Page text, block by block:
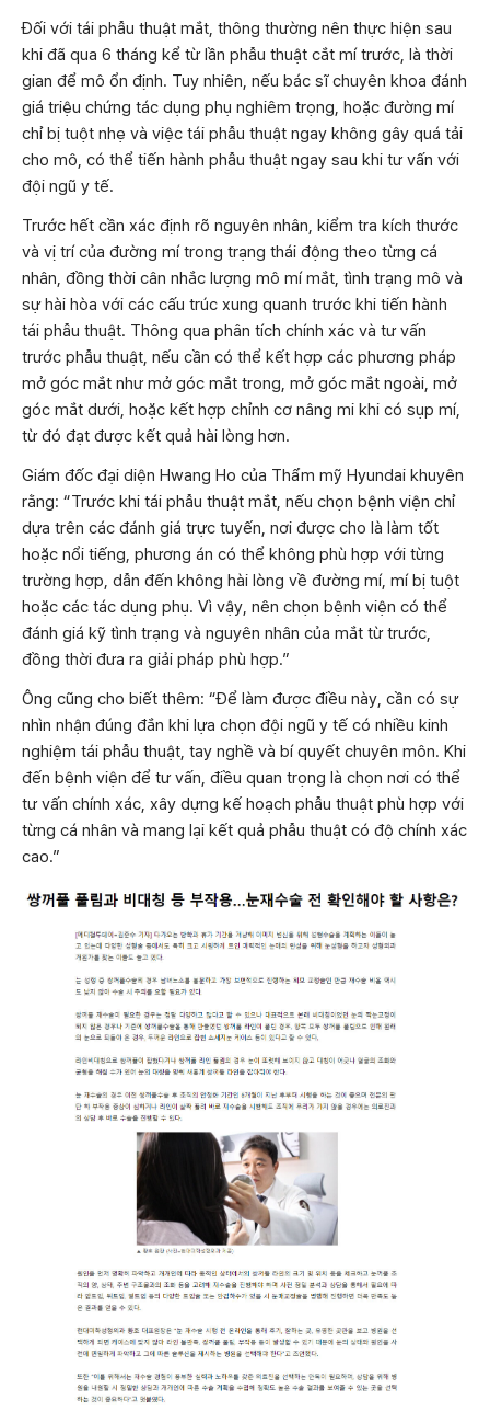
Đối với tái phẫu thuật mắt, thông thường nên thực hiện sau
khi đã qua 6 tháng kể từ lần phẫu thuật cắt mí trước, là thời
gian để mô ổn định. Tuy nhiên, nếu bác sĩ chuyên khoa đánh
giá triệu chứng tác dụng phụ nghiêm trọng, hoặc đường mí
chỉ bị tuột nhẹ và việc tái phẫu thuật ngay không gây quá tải
cho mô, có thể tiến hành phẫu thuật ngay sau khi tư vấn với
đội ngũ y tế.
Trước hết cần xác định rõ nguyên nhân, kiểm tra kích thước
và vị trí của đường mí trong trạng thái động theo từng cá
nhân, đồng thời cân nhắc lượng mô mí mắt, tình trạng mô và
sự hài hòa với các cấu trúc xung quanh trước khi tiến hành
tái phẫu thuật. Thông qua phân tích chính xác và tư vấn
trước phẫu thuật, nếu cần có thể kết hợp các phương pháp
mở góc mắt như mở góc mắt trong, mở góc mắt ngoài, mở
góc mắt dưới, hoặc kết hợp chỉnh cơ nâng mi khi có sụp mí,
từ đó đạt được kết quả hài lòng hơn.
Giám đốc đại diện Hwang Ho của Thẩm mỹ Hyundai khuyên
rằng: “Trước khi tái phẫu thuật mắt, nếu chọn bệnh viện chỉ
dựa trên các đánh giá trực tuyến, nơi được cho là làm tốt
hoặc nổi tiếng, phương án có thể không phù hợp với từng
trường hợp, dẫn đến không hài lòng về đường mí, mí bị tuột
hoặc các tác dụng phụ. Vì vậy, nên chọn bệnh viện có thể
đánh giá kỹ tình trạng và nguyên nhân của mắt từ trước,
đồng thời đưa ra giải pháp phù hợp.”
Ông cũng cho biết thêm: “Để làm được điều này, cần có sự
nhìn nhận đúng đắn khi lựa chọn đội ngũ y tế có nhiều kinh
nghiệm tái phẫu thuật, tay nghề và bí quyết chuyên môn. Khi
đến bệnh viện để tư vấn, điều quan trọng là chọn nơi có thể
tư vấn chính xác, xây dựng kế hoạch phẫu thuật phù hợp với
từng cá nhân và mang lại kết quả phẫu thuật có độ chính xác
cao.”